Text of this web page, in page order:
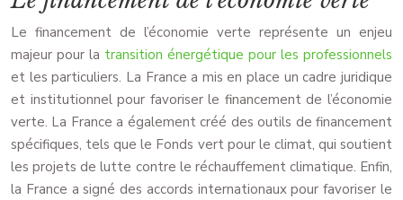
Le financement de l’économie verte représente un enjeu
majeur pour la transition énergétique pour les professionnels
et les particuliers. La France a mis en place un cadre juridique
et institutionnel pour favoriser le financement de l’économie
verte. La France a également créé des outils de financement
spécifiques, tels que le Fonds vert pour le climat, qui soutient
les projets de lutte contre le réchauffement climatique. Enfin,
la France a signé des accords internationaux pour favoriser le